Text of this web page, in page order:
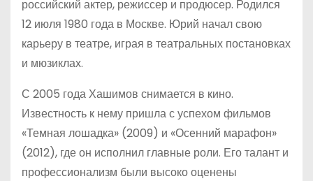
российский актер, режиссер и продюсер. Родился
12 июля 1980 года в Москве. Юрий начал свою
карьеру в театре, играя в театральных постановках
и мюзиклах.
С 2005 года Хашимов снимается в кино.
Известность к нему пришла с успехом фильмов
«Темная лошадка» (2009) и «Осенний марафон»
(2012), где он исполнил главные роли. Его талант и
профессионализм были высоко оценены